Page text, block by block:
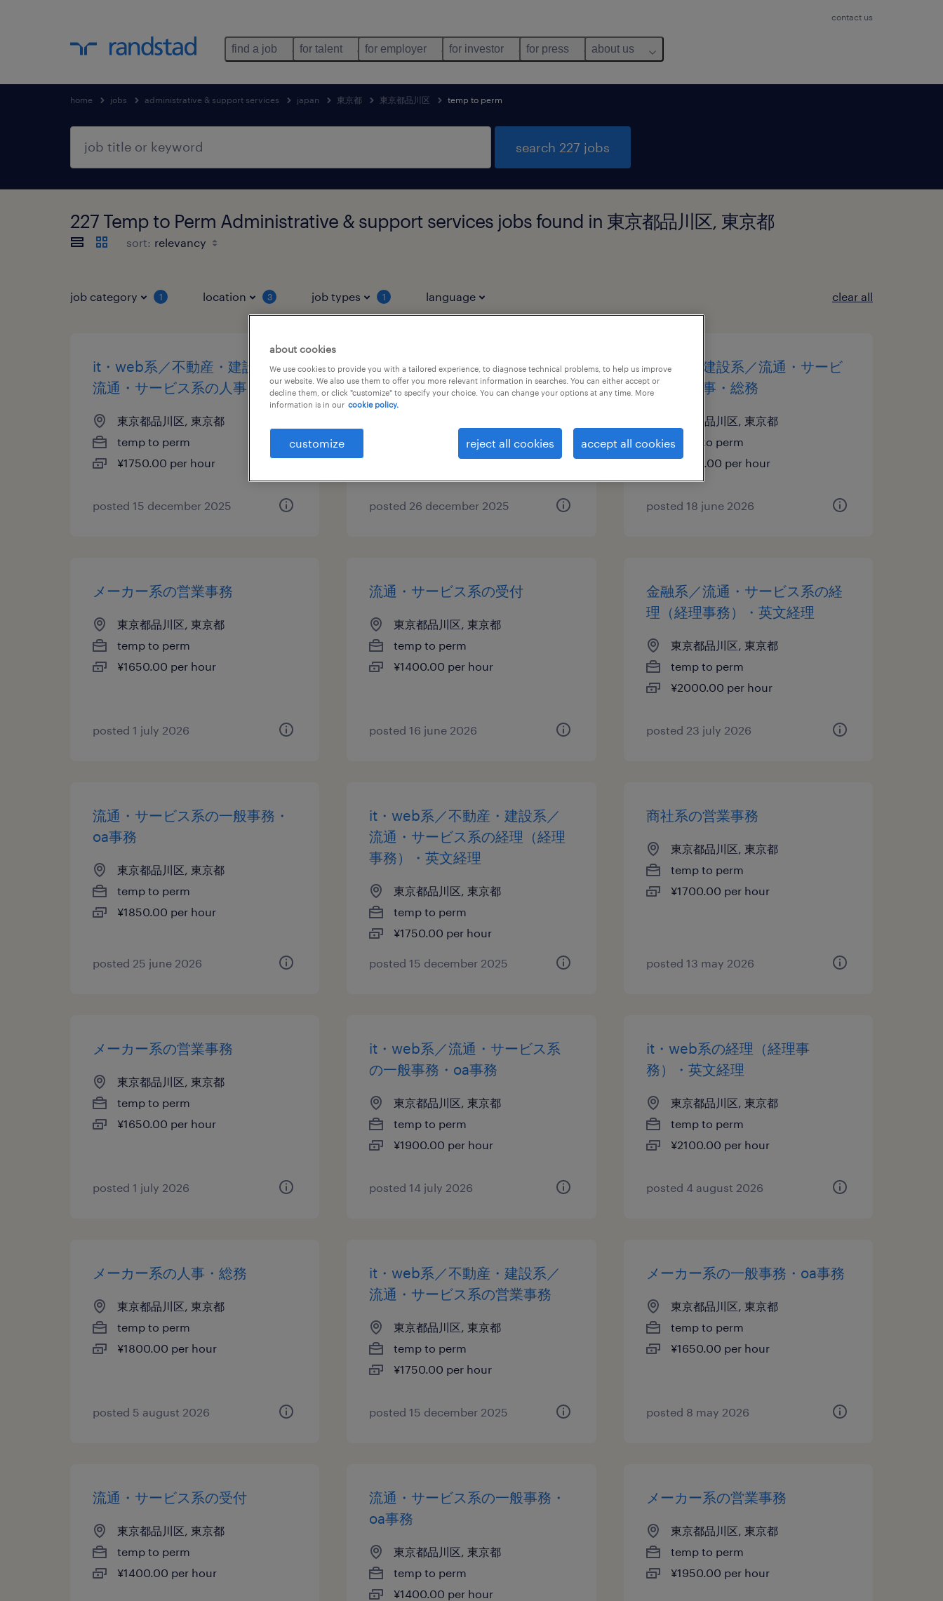
contact us
find a job for talent for employer for investor for press about us
home jobs administrative & support services japan 東京都 東京都品川区 temp to perm
search 227 jobs
227 Temp to Perm Administrative & support services jobs found in 東京都品川区, 東京都
sort:
job category 1 location 3 job types 1 language clear all
it・web系／不動産・建設系／
流通・サービス系の人事・総務
東京都品川区, 東京都
temp to perm
¥1750.00 per hour
posted 15 december 2025
it・web系／不動産・建設系の
人事・総務
temp to perm
¥1700.00 per hour
posted 26 december 2025
不動産・建設系／流通・サービ
ス系の人事・総務
東京都品川区, 東京都
temp to perm
¥1800.00 per hour
posted 18 june 2026
メーカー系の営業事務
東京都品川区, 東京都
temp to perm
¥1650.00 per hour
posted 1 july 2026
流通・サービス系の受付
東京都品川区, 東京都
temp to perm
¥1400.00 per hour
posted 16 june 2026
金融系／流通・サービス系の経
理（経理事務）・英文経理
東京都品川区, 東京都
temp to perm
¥2000.00 per hour
posted 23 july 2026
流通・サービス系の一般事務・
oa事務
東京都品川区, 東京都
temp to perm
¥1850.00 per hour
posted 25 june 2026
it・web系／不動産・建設系／
流通・サービス系の経理（経理
事務）・英文経理
東京都品川区, 東京都
temp to perm
¥1750.00 per hour
posted 15 december 2025
商社系の営業事務
東京都品川区, 東京都
temp to perm
¥1700.00 per hour
posted 13 may 2026
メーカー系の営業事務
東京都品川区, 東京都
temp to perm
¥1650.00 per hour
posted 1 july 2026
it・web系／流通・サービス系
の一般事務・oa事務
東京都品川区, 東京都
temp to perm
¥1900.00 per hour
posted 14 july 2026
it・web系の経理（経理事
務）・英文経理
東京都品川区, 東京都
temp to perm
¥2100.00 per hour
posted 4 august 2026
メーカー系の人事・総務
東京都品川区, 東京都
temp to perm
¥1800.00 per hour
posted 5 august 2026
it・web系／不動産・建設系／
流通・サービス系の営業事務
東京都品川区, 東京都
temp to perm
¥1750.00 per hour
posted 15 december 2025
メーカー系の一般事務・oa事務
東京都品川区, 東京都
temp to perm
¥1650.00 per hour
posted 8 may 2026
流通・サービス系の受付
東京都品川区, 東京都
temp to perm
¥1400.00 per hour
流通・サービス系の一般事務・
oa事務
東京都品川区, 東京都
temp to perm
¥1400.00 per hour
メーカー系の営業事務
東京都品川区, 東京都
temp to perm
¥1950.00 per hour
about cookies
We use cookies to provide you with a tailored experience, to diagnose technical problems, to help us improve
our website. We also use them to offer you more relevant information in searches. You can either accept or
decline them, or click "customize" to specify your choice. You can change your options at any time. More
information is in our cookie policy.
customize reject all cookies accept all cookies